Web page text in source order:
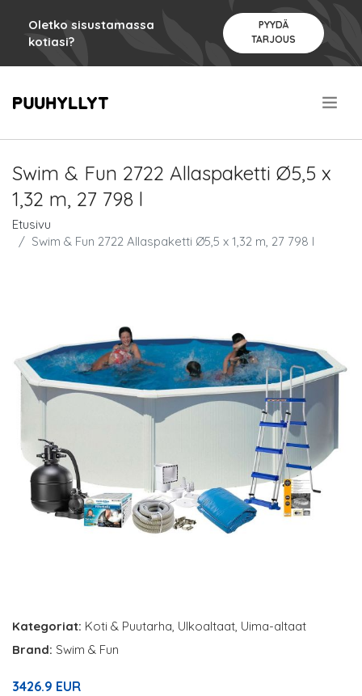
Oletko sisustamassa
kotiasi?
PYYDÄ
TARJOUS
Swim & Fun 2722 Allaspaketti Ø5,5 x
1,32 m, 27 798 l
Etusivu
Swim & Fun 2722 Allaspaketti Ø5,5 x 1,32 m, 27 798 l
Kategoriat: Koti & Puutarha, Ulkoaltaat, Uima-altaat
Brand: Swim & Fun
3426.9 EUR